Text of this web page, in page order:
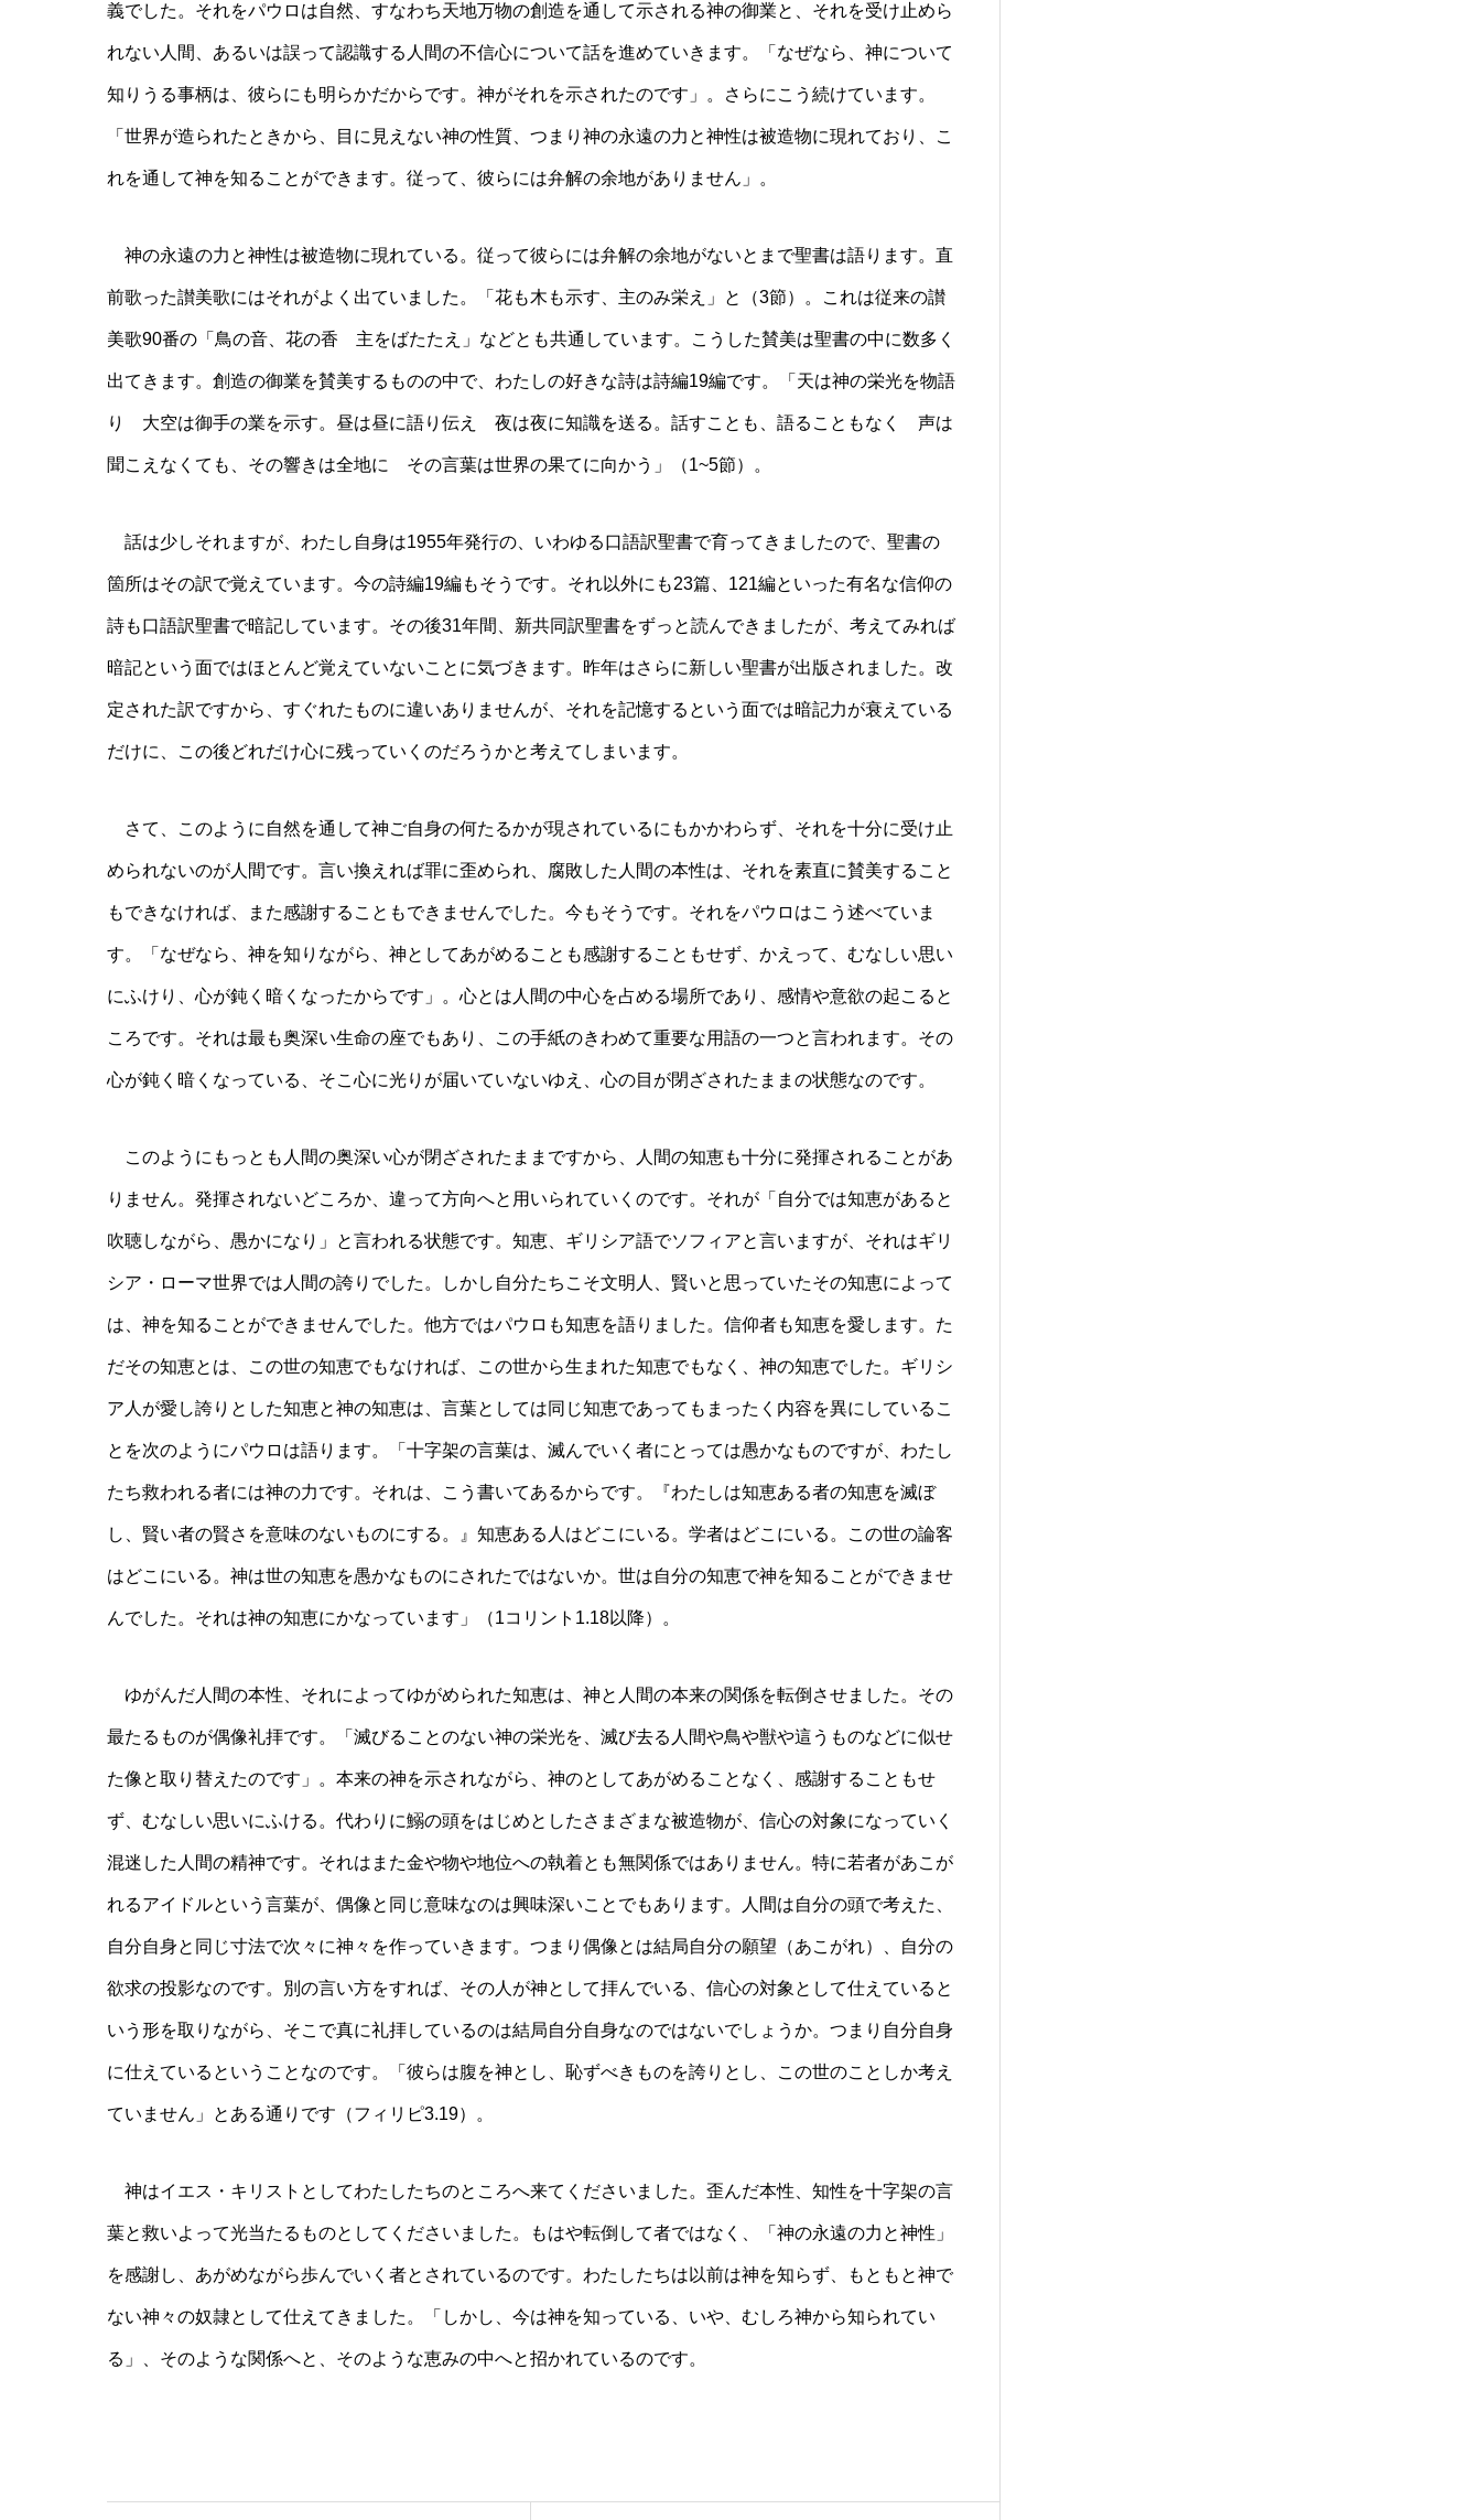
義でした。それをパウロは自然、すなわち天地万物の創造を通して示される神の御業と、それを受け止めら
れない人間、あるいは誤って認識する人間の不信心について話を進めていきます。「なぜなら、神について
知りうる事柄は、彼らにも明らかだからです。神がそれを示されたのです」。さらにこう続けています。
「世界が造られたときから、目に見えない神の性質、つまり神の永遠の力と神性は被造物に現れており、こ
れを通して神を知ることができます。従って、彼らには弁解の余地がありません」。
神の永遠の力と神性は被造物に現れている。従って彼らには弁解の余地がないとまで聖書は語ります。直
前歌った讃美歌にはそれがよく出ていました。「花も木も示す、主のみ栄え」と（3節）。これは従来の讃
美歌90番の「鳥の音、花の香 主をばたたえ」などとも共通しています。こうした賛美は聖書の中に数多く
出てきます。創造の御業を賛美するものの中で、わたしの好きな詩は詩編19編です。「天は神の栄光を物語
り 大空は御手の業を示す。昼は昼に語り伝え 夜は夜に知識を送る。話すことも、語ることもなく 声は
聞こえなくても、その響きは全地に その言葉は世界の果てに向かう」（1~5節）。
話は少しそれますが、わたし自身は1955年発行の、いわゆる口語訳聖書で育ってきましたので、聖書の
箇所はその訳で覚えています。今の詩編19編もそうです。それ以外にも23篇、121編といった有名な信仰の
詩も口語訳聖書で暗記しています。その後31年間、新共同訳聖書をずっと読んできましたが、考えてみれば
暗記という面ではほとんど覚えていないことに気づきます。昨年はさらに新しい聖書が出版されました。改
定された訳ですから、すぐれたものに違いありませんが、それを記憶するという面では暗記力が衰えている
だけに、この後どれだけ心に残っていくのだろうかと考えてしまいます。
さて、このように自然を通して神ご自身の何たるかが現されているにもかかわらず、それを十分に受け止
められないのが人間です。言い換えれば罪に歪められ、腐敗した人間の本性は、それを素直に賛美すること
もできなければ、また感謝することもできませんでした。今もそうです。それをパウロはこう述べていま
す。「なぜなら、神を知りながら、神としてあがめることも感謝することもせず、かえって、むなしい思い
にふけり、心が鈍く暗くなったからです」。心とは人間の中心を占める場所であり、感情や意欲の起こると
ころです。それは最も奥深い生命の座でもあり、この手紙のきわめて重要な用語の一つと言われます。その
心が鈍く暗くなっている、そこ心に光りが届いていないゆえ、心の目が閉ざされたままの状態なのです。
このようにもっとも人間の奥深い心が閉ざされたままですから、人間の知恵も十分に発揮されることがあ
りません。発揮されないどころか、違って方向へと用いられていくのです。それが「自分では知恵があると
吹聴しながら、愚かになり」と言われる状態です。知恵、ギリシア語でソフィアと言いますが、それはギリ
シア・ローマ世界では人間の誇りでした。しかし自分たちこそ文明人、賢いと思っていたその知恵によって
は、神を知ることができませんでした。他方ではパウロも知恵を語りました。信仰者も知恵を愛します。た
だその知恵とは、この世の知恵でもなければ、この世から生まれた知恵でもなく、神の知恵でした。ギリシ
ア人が愛し誇りとした知恵と神の知恵は、言葉としては同じ知恵であってもまったく内容を異にしているこ
とを次のようにパウロは語ります。「十字架の言葉は、滅んでいく者にとっては愚かなものですが、わたし
たち救われる者には神の力です。それは、こう書いてあるからです。『わたしは知恵ある者の知恵を滅ぼ
し、賢い者の賢さを意味のないものにする。』知恵ある人はどこにいる。学者はどこにいる。この世の論客
はどこにいる。神は世の知恵を愚かなものにされたではないか。世は自分の知恵で神を知ることができませ
んでした。それは神の知恵にかなっています」（1コリント1.18以降）。
ゆがんだ人間の本性、それによってゆがめられた知恵は、神と人間の本来の関係を転倒させました。その
最たるものが偶像礼拝です。「滅びることのない神の栄光を、滅び去る人間や鳥や獣や這うものなどに似せ
た像と取り替えたのです」。本来の神を示されながら、神のとしてあがめることなく、感謝することもせ
ず、むなしい思いにふける。代わりに鰯の頭をはじめとしたさまざまな被造物が、信心の対象になっていく
混迷した人間の精神です。それはまた金や物や地位への執着とも無関係ではありません。特に若者があこが
れるアイドルという言葉が、偶像と同じ意味なのは興味深いことでもあります。人間は自分の頭で考えた、
自分自身と同じ寸法で次々に神々を作っていきます。つまり偶像とは結局自分の願望（あこがれ）、自分の
欲求の投影なのです。別の言い方をすれば、その人が神として拝んでいる、信心の対象として仕えていると
いう形を取りながら、そこで真に礼拝しているのは結局自分自身なのではないでしょうか。つまり自分自身
に仕えているということなのです。「彼らは腹を神とし、恥ずべきものを誇りとし、この世のことしか考え
ていません」とある通りです（フィリピ3.19）。
神はイエス・キリストとしてわたしたちのところへ来てくださいました。歪んだ本性、知性を十字架の言
葉と救いよって光当たるものとしてくださいました。もはや転倒して者ではなく、「神の永遠の力と神性」
を感謝し、あがめながら歩んでいく者とされているのです。わたしたちは以前は神を知らず、もともと神で
ない神々の奴隷として仕えてきました。「しかし、今は神を知っている、いや、むしろ神から知られてい
る」、そのような関係へと、そのような恵みの中へと招かれているのです。